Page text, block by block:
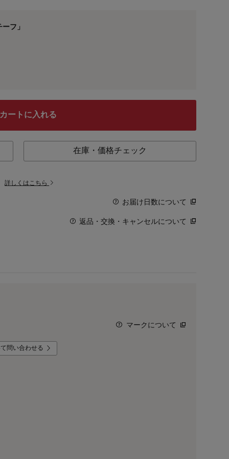
フ」
カートに入れる
在庫・価格チェック
詳しくはこちら
お届け日数について
返品・交換・キャンセルについて
マークについて
問い合わせる